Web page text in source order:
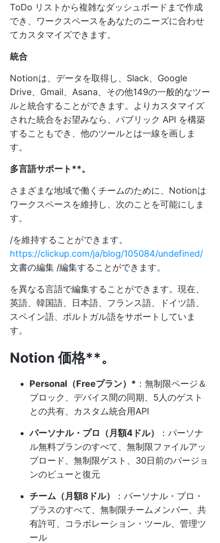
ToDo リストから複雑なダッシュボードまで作成
でき、ワークスペースをあなたのニーズに合わせ
てカスタマイズできます。
統合
Notionは、データを取得し、Slack、Google
Drive、Gmail、Asana、その他149の一般的なツー
ルと統合することができます。よりカスタマイズ
された統合をお望みなら、パブリック API を構築
することもでき、他のツールとは一線を画しま
す。
多言語サポート**。
さまざまな地域で働くチームのために、Notionは
ワークスペースを維持し、次のことを可能にしま
す。
/を維持することができます。
https://clickup.com/ja/blog/105084/undefined/
文書の編集 /編集することができます。
を異なる言語で編集することができます。現在、
英語、韓国語、日本語、フランス語、ドイツ語、
スペイン語、ポルトガル語をサポートしていま
す。
Notion 価格**。
Personal（Freeプラン）* ：無制限ページ＆
ブロック、デバイス間の同期、5人のゲスト
との共有、カスタム統合用API
パーソナル・プロ（月額4ドル）
：パーソナ
ル無料プランのすべて、無制限ファイルアッ
プロード、無制限ゲスト、30日前のバージョ
ンのビューと復元
チーム（月額8ドル）
：パーソナル・プロ・
プラスのすべて、無制限チームメンバー、共
有許可、コラボレーション・ツール、管理ツ
ール